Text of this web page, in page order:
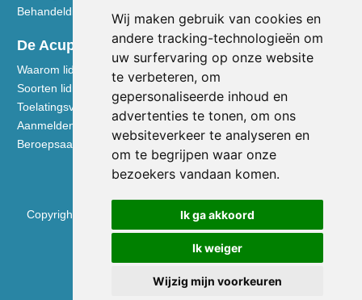
Wij maken gebruik van cookies en
andere tracking-technologieën om
uw surfervaring op onze website
te verbeteren, om
gepersonaliseerde inhoud en
advertenties te tonen, om ons
websiteverkeer te analyseren en
om te begrijpen waar onze
bezoekers vandaan komen.
Ik ga akkoord
Ik weiger
Wijzig mijn voorkeuren
Behandeldisciplines - TCG
De Acupuncturist
Waarom lid worden van de NVA
Soorten lidmaatschap NVA
Toelatingsvoorwaarden
Aanmelden voor lidmaatschap
Beroepsaansprakelijkheidsverzekering
Copyright © 2026 Nederlandse Vereniging voor Acupunctuur
KVK 40531133
BTW NL0090.68.533.B01